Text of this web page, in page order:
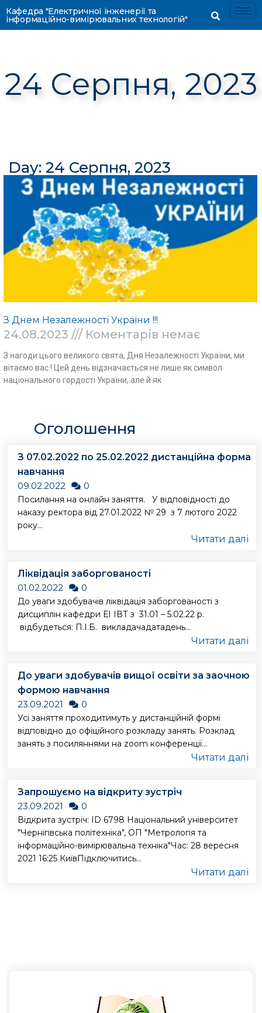
Кафедра "Електричної інженерії та
інформаційно-вимірювальних технологій"
24 Серпня, 2023
Day: 24 Серпня, 2023
З Днем Незалежності України !!!
24.08.2023 Коментарів немає
З нагоди цього великого свята, Дня Незалежності України, ми
вітаємо вас ! Цей день відзначається не лише як символ
національного гордості України, але й як
Оголошення
З 07.02.2022 по 25.02.2022 дистанційна форма
навчання
09.02.2022
0
Посилання на онлайн заняття. У відповідності до
наказу ректора від 27.01.2022 № 29 з 7 лютого 2022
року...
Читати далі
Ліквідація заборгованості
01.02.2022
0
До уваги здобувачів ліквідація заборгованості з
дисциплін кафедри ЕІ ІВТ з 31.01 – 5.02.22 р.
відбудеться: П.І.Б. викладачадатадень...
Читати далі
До уваги здобувачів вищої освіти за заочною
формою навчання
23.09.2021
0
Усі заняття проходитимуть у дистанційній формі
відповідно до офіційного розкладу занять. Розклад
занять з посиляннями на zoom конференції...
Читати далі
Запрошуємо на відкриту зустріч
23.09.2021
0
Відкрита зустріч: ID 6798 Національний університет
"Чернігівська політехніка", ОП "Метрологія та
інформаційно-вимірювальна техніка"Час: 28 вересня
2021 16:25 КиївПідключитись...
Читати далі